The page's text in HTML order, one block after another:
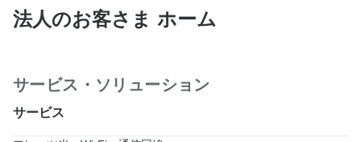
法人のお客さま ホーム
サービス・ソリューション
サービス